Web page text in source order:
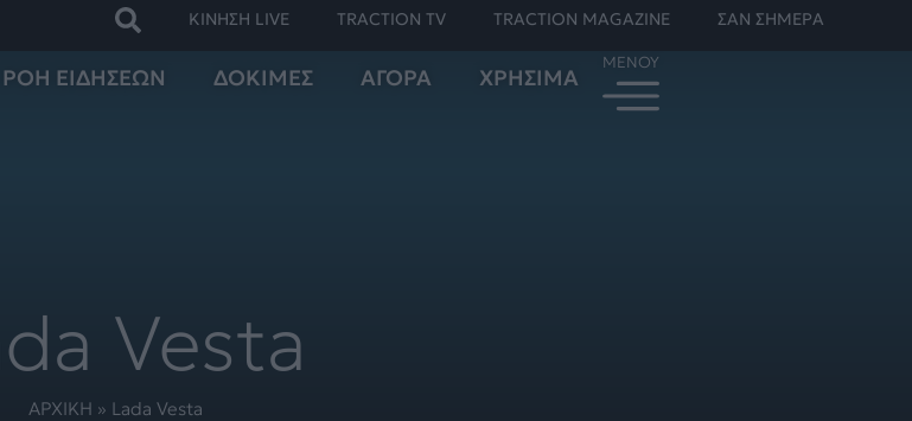
ΚΙΝΗΣΗ LIVE TRACTION TV TRACTION MAGAZINE ΣΑΝ ΣΗΜΕΡΑ
ΡΟΗ ΕΙΔΗΣΕΩΝ ΔΟΚΙΜΕΣ ΑΓΟΡΑ ΧΡΗΣΙΜΑ
Vesta
ΑΡΧΙΚΗ » Lada Vesta